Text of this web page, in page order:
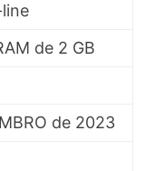
de 2 GB
de 2023